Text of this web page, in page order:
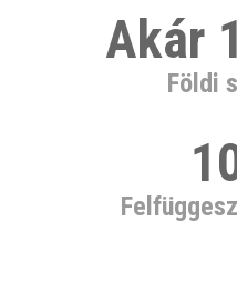
Földi
Akár